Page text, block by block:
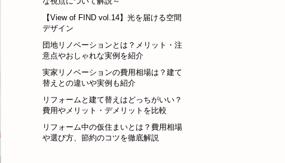
【View of FIND vol.14】光を届ける空間
デザイン
団地リノベーションとは？メリット・注
意点やおしゃれな実例を紹介
実家リノベーションの費用相場は？建て
替えとの違いや実例も紹介
リフォームと建て替えはどっちがいい？
費用やメリット・デメリットを比較
リフォーム中の仮住まいとは？費用相場
や選び方、節約のコツを徹底解説